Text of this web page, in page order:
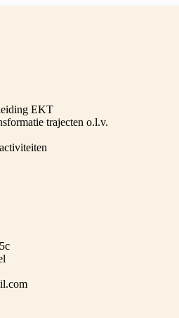
EKT
trajecten o.l.v.